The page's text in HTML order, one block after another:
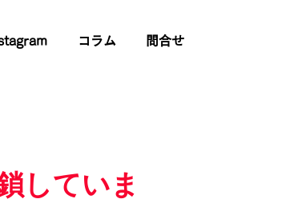
コラム 問合せ
していま